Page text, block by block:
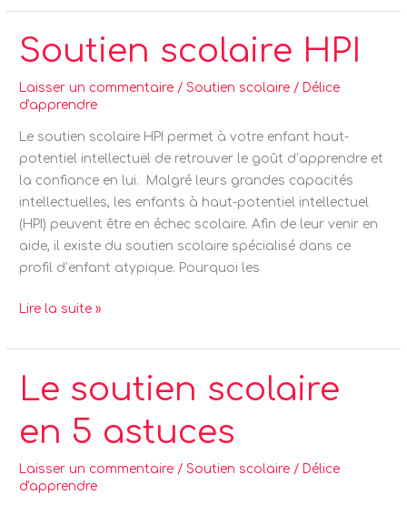
Soutien scolaire HPI
Laisser un commentaire /Soutien scolaire / Délice
d'apprendre
Le soutien scolaire HPI permet à votre enfant haut-
potentiel intellectuel de retrouver le goût d’apprendre et
la confiance en lui. Malgré leurs grandes capacités
intellectuelles, les enfants à haut-potentiel intellectuel
(HPI) peuvent être en échec scolaire. Afin de leur venir en
aide, il existe du soutien scolaire spécialisé dans ce
profil d’enfant atypique. Pourquoi les
Soutien
scolaire
HPI
Lire la suite »
Le soutien scolaire
en 5 astuces
Laisser un commentaire /Soutien scolaire / Délice
d'apprendre
Le
soutien
en
5
astuces